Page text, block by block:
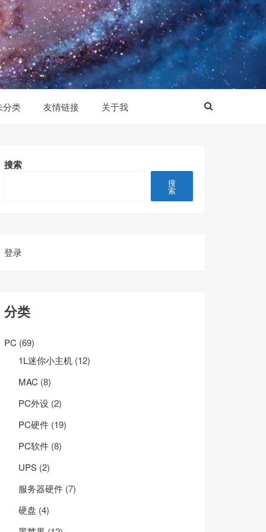
分类 友情链接 关于我
搜索
搜
索
登录
分类
PC (69)
1L迷你小主机 (12)
MAC (8)
PC外设 (2)
PC硬件 (19)
PC软件 (8)
UPS (2)
服务器硬件 (7)
硬盘 (4)